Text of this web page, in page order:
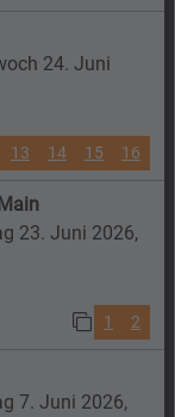
24. Juni
13 14 15 16
23. Juni 2026,
1 2
7. Juni 2026,